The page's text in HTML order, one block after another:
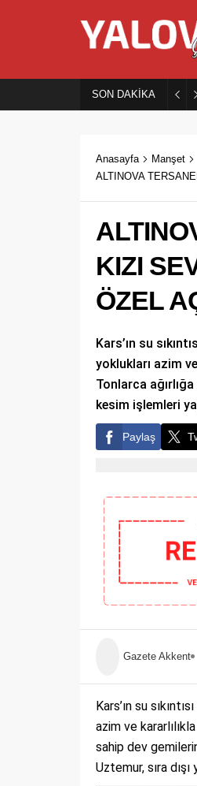
SON DAKİKA
Anasayfa
Manşet
ALTINOVA
KIZI
ÖZEL
Kars’ın su
yoklukları azim
Tonlarca
kesim işlemleri
Paylaş
Gazete Akkent
Kars’ın su
azim ve
sahip dev
Uztemur, sıra